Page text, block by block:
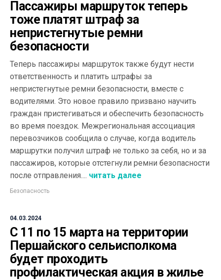
Пассажиры маршруток теперь
тоже платят штраф за
непристегнутые ремни
безопасности
Теперь пассажиры маршруток также будут нести
ответственность и платить штрафы за
непристегнутые ремни безопасности, вместе с
водителями. Это новое правило призвано научить
граждан пристегиваться и обеспечить безопасность
во время поездок. Межрегиональная ассоциация
перевозчиков сообщила о случае, когда водитель
маршрутки получил штраф не только за себя, но и за
пассажиров, которые отстегнули ремни безопасности
после отправления.... читать далее
Безопасность
04.03.2024
С 11 по 15 марта на территории
Першайского сельисполкома
будет проходить
профилактическая акция в жилье